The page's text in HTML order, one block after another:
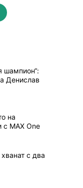
шампион“:
Денислав
на
с MAX One
с два